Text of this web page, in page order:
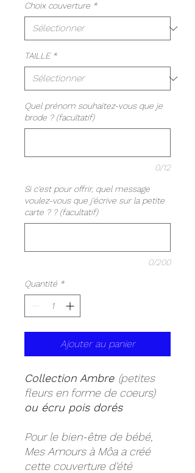
Choix couverture *
TAILLE *
Quel prénom souhaitez-vous que je
brode ? (facultatif)
0/12
Si c'est pour offrir, quel message
voulez-vous que j'écrive sur la petite
carte ? ? (facultatif)
0/200
Quantité *
Ajouter au panier
Collection Ambre (petites
fleurs en forme de coeurs)
ouécru pois dorés
Pour le bien-être de bébé,
Mes Amours à Môa a créé
cette couverture d'été